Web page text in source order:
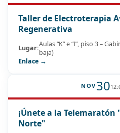
Taller de Electroterapia
Regenerativa
Lugar:Aulas “K” e “I”, piso 3 –
baja)
Enlace →
NOV 30
¡Únete a la Telemaratón
Norte"